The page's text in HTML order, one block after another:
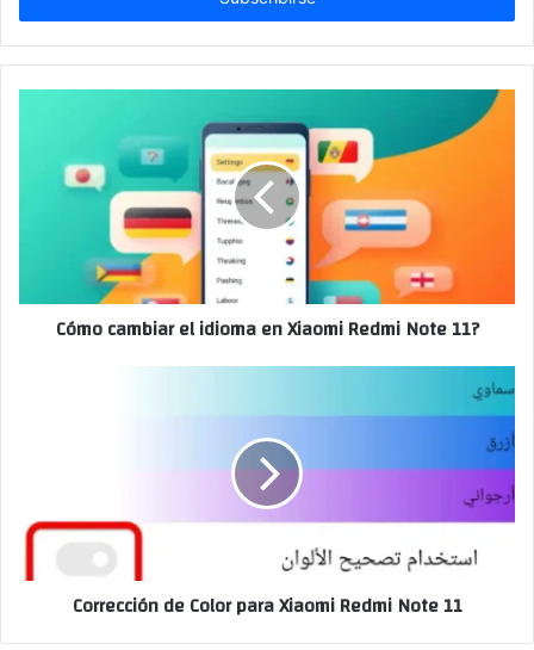
Cómo cambiar el idioma en Xiaomi Redmi Note 11?
Corrección de Color para Xiaomi Redmi Note 11